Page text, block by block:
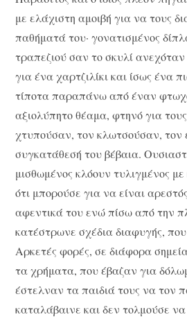
με ελάχιστη αμοιβή για να τους
παθήματά του· γονατισμένος
τραπεζιού σαν το σκυλί ανεχόταν
για ένα χαρτζιλίκι και ίσως ένα
τίποτα παραπάνω από έναν
αξιολύπητο θέαμα, φτηνό για
χτυπούσαν, τον κλωτσούσαν, τον
συγκατάθεσή του βέβαια.
μισθωμένος κλόουν τυλιγμένος
ότι μπορούσε για να είναι
αφεντικά του ενώ πίσω από την
κατέστρωνε σχέδια διαφυγής,
Αρκετές φορές, σε διάφορα
τα χρήματα, που έβαζαν για
έστελναν τα παιδιά τους να τον
καταλάβαινε και δεν τολμούσε